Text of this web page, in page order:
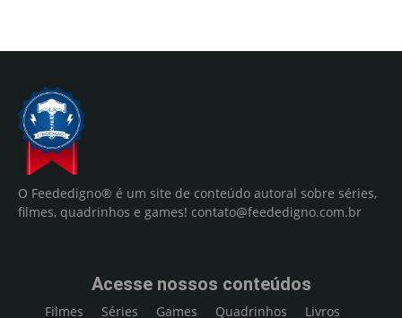
O Feededigno® é um site de conteúdo autoral sobre séries,
filmes, quadrinhos e games! contato@feededigno.com.br
Acesse nossos conteúdos
Filmes Séries Games Quadrinhos Livros